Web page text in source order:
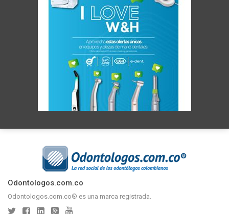
Odontologos.com.co
Odontologos.com.co® es una marca registrada.